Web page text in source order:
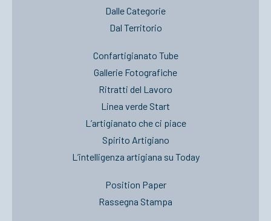
Dalle Categorie
Dal Territorio
Confartigianato Tube
Gallerie Fotografiche
Ritratti del Lavoro
Linea verde Start
L’artigianato che ci piace
Spirito Artigiano
L’intelligenza artigiana su Today
Position Paper
Rassegna Stampa